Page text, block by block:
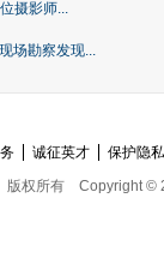
摄影师...
场勘察发现...
诚征英才
保护隐
版权所有 Copyright ©